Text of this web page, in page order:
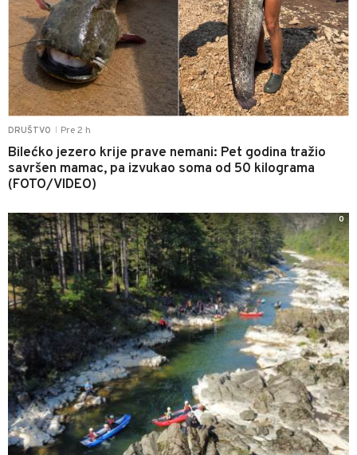
DRUŠTVO Pre 2 h
Bilećko jezero krije prave nemani: Pet godina tražio
savršen mamac, pa izvukao soma od 50 kilograma
(FOTO/VIDEO)
0